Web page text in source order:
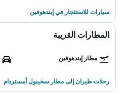
سيارات للاستئجار في إيندهوفين
المطارات القريبة
مطار إيندهوفين
رحلات طيران إلى مطار سخيبول أمستردام